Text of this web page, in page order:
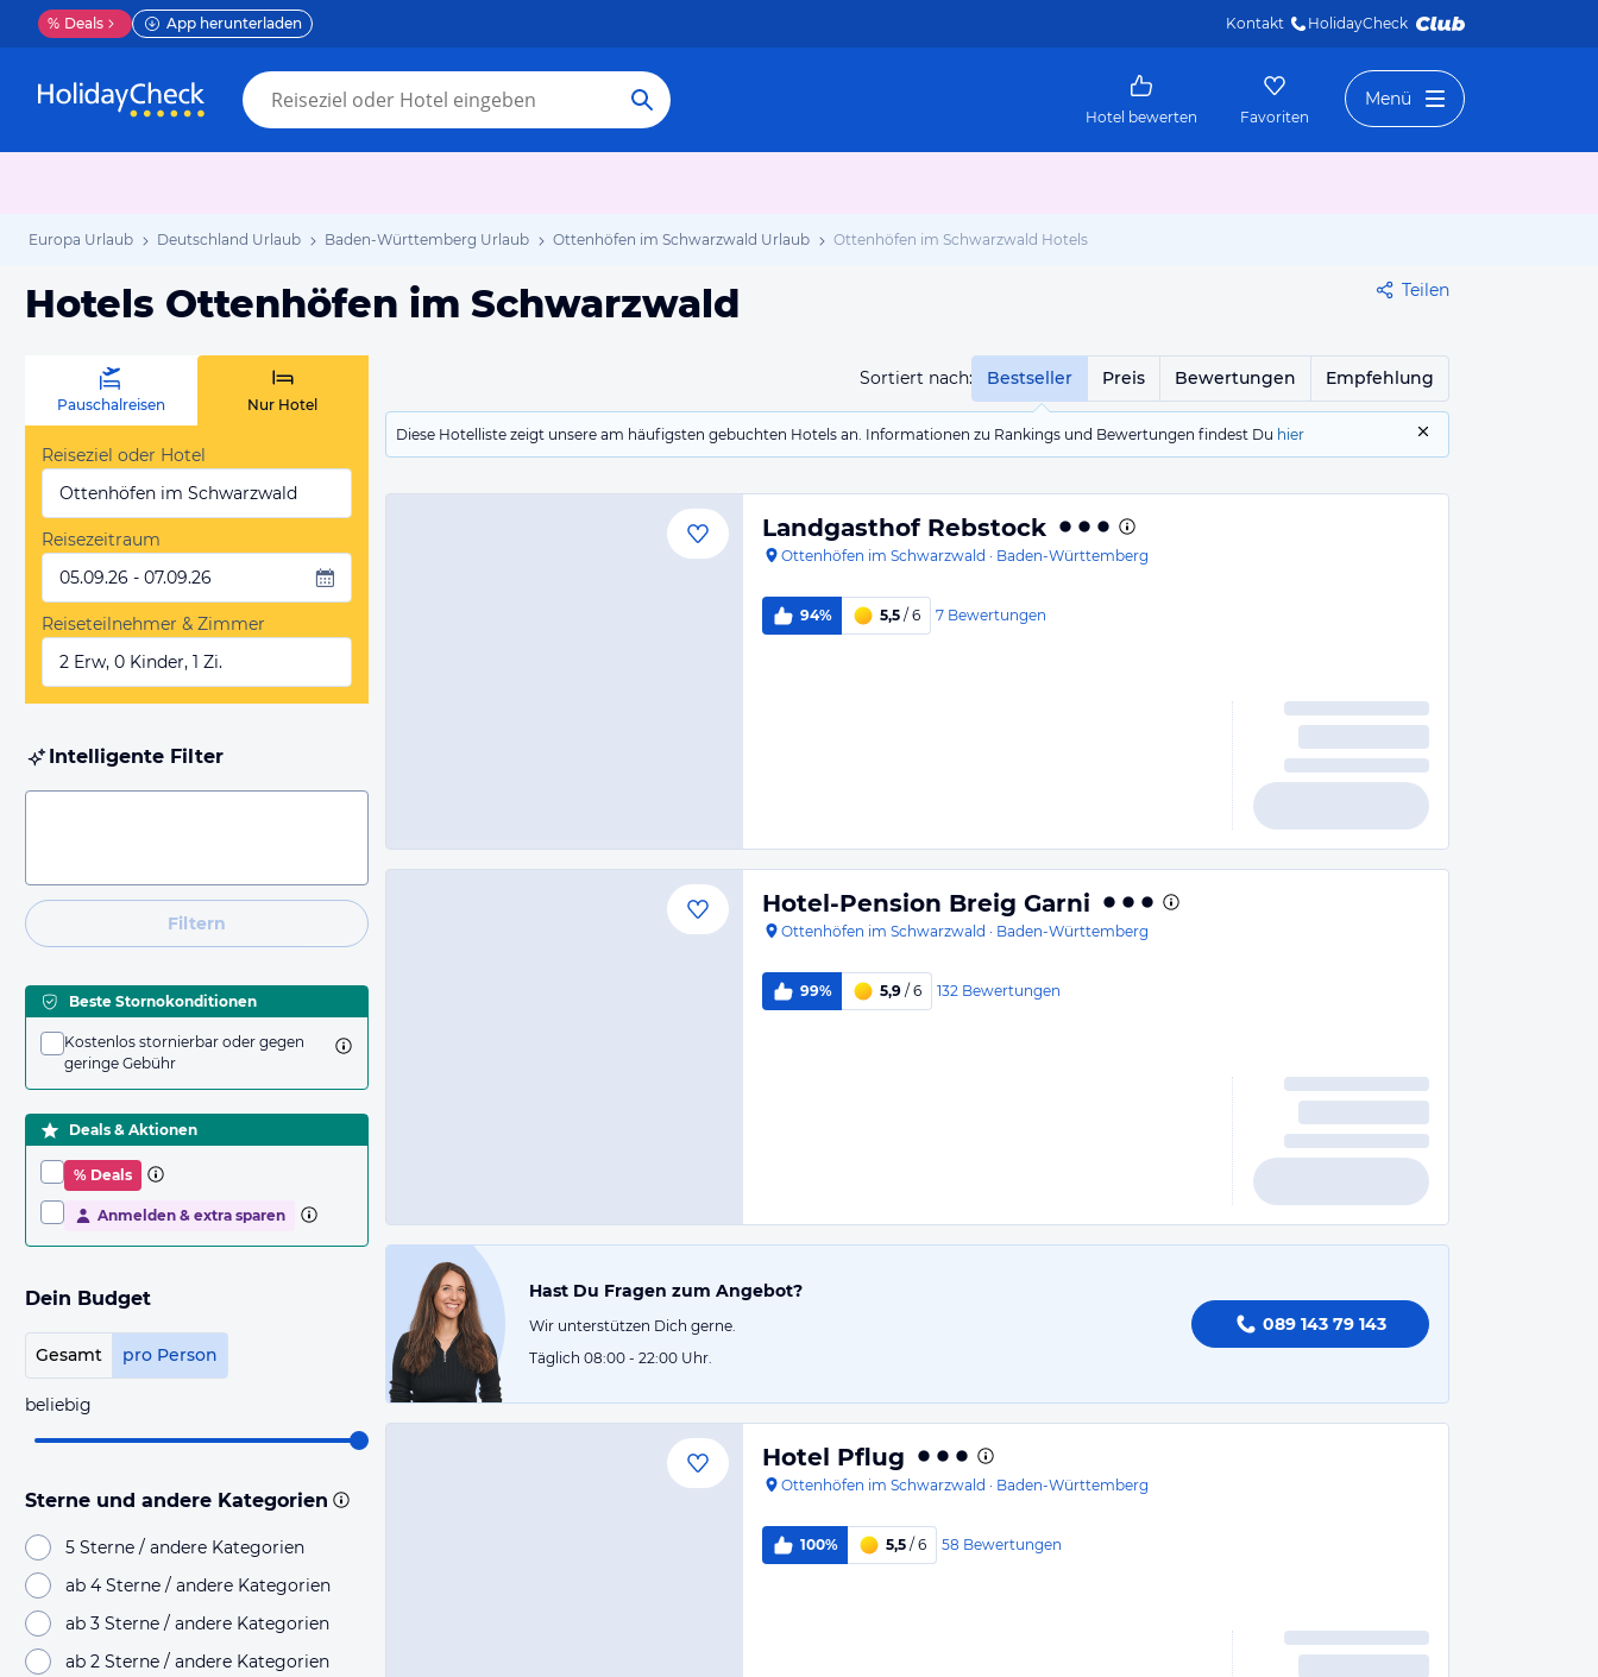
% Deals App herunterladen Kontakt HolidayCheck
Hotel bewerten Favoriten
Menü
Europa Urlaub Deutschland Urlaub Baden-Württemberg Urlaub Ottenhöfen im Schwarzwald Urlaub Ottenhöfen im Schwarzwald Hotels
Hotels Ottenhöfen im Schwarzwald Teilen
Sortiert nach: Bestseller Preis Bewertungen Empfehlung
Diese Hotelliste zeigt unsere am häufigsten gebuchten Hotels an. Informationen zu Rankings und Bewertungen findest Du hier
Pauschalreisen Nur Hotel
Reiseziel oder Hotel
Ottenhöfen im Schwarzwald
Reisezeitraum
05.09.26 - 07.09.26
Reiseteilnehmer & Zimmer
2 Erw, 0 Kinder, 1 Zi.
Intelligente Filter
Filtern
Beste Stornokonditionen
Kostenlos stornierbar oder gegen
geringe Gebühr
Deals & Aktionen
% Deals
Anmelden & extra sparen
Dein Budget
Gesamt pro Person
beliebig
Sterne und andere Kategorien
5 Sterne / andere Kategorien
ab 4 Sterne / andere Kategorien
ab 3 Sterne / andere Kategorien
ab 2 Sterne / andere Kategorien
Landgasthof Rebstock
Ottenhöfen im Schwarzwald · Baden-Württemberg
94% 5,5 / 6 7 Bewertungen
Hotel-Pension Breig Garni
Ottenhöfen im Schwarzwald · Baden-Württemberg
99% 5,9 / 6 132 Bewertungen
Hast Du Fragen zum Angebot?
Wir unterstützen Dich gerne.
Täglich 08:00 - 22:00 Uhr.
089 143 79 143
Hotel Pflug
Ottenhöfen im Schwarzwald · Baden-Württemberg
100% 5,5 / 6 58 Bewertungen